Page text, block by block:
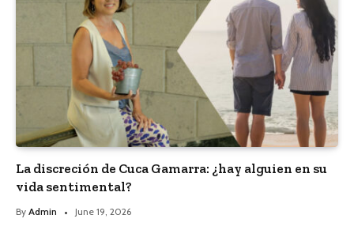
La discreción de Cuca Gamarra: ¿hay alguien en su
vida sentimental?
By Admin June 19, 2026